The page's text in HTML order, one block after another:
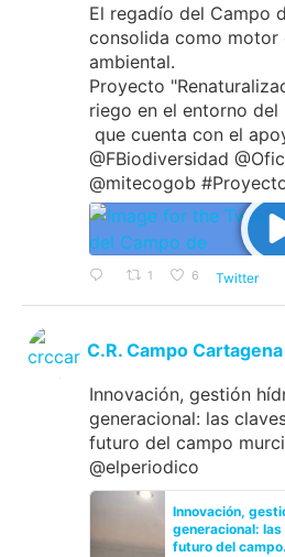
El regadío del Campo
consolida como motor
ambiental.
Proyecto
riego en el entorno del
que cuenta con el
@FBiodiversidad
@mitecogob
1 6 Twitter
C.R. Campo Cartagena
Innovación, gestión
generacional: las
futuro del campo
@elperiodico
Innovación,
generacional:
futuro del